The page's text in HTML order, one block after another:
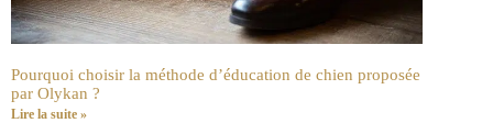
Pourquoi choisir la méthode d’éducation de chien proposée
par Olykan ?
Lire la suite »